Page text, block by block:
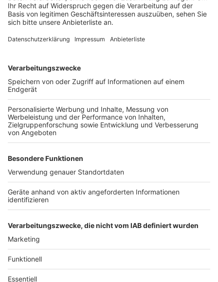
Bedingungen bei der Anfahrt. Glatte Straßen und
Schneefall machen es den Feuerwehrleuten
Einsatzorten zu gelangen. Vor Ort kann es zusätzlich
Gehwegen gefriert. Um diese Stellen zu sichern,
führen die Feuerwehrfahrzeuge derzeit in der Regel
einen Sack Streusalz mit.
Auch die Kleidung der Einsatzkräfte wird bei den
niedrigen Temperaturen zur Herausforderung. Sp
schützt die Schutzkleidung zwar vor Feuer und Hitze,
bei Minusgraden wärmt sie jedoch nicht optimal – und
nach den Einsätzen können die geschwitzten
Das Löschwasser selbst stellt hingegen keine Gefahr
dar: Es kann bei den aktuellen Temperaturen weder in
den Hydranten noch in den Schläuchen oder
Fahrzeugen gefrieren, so der Kreisbrandmeister.
Anzeige